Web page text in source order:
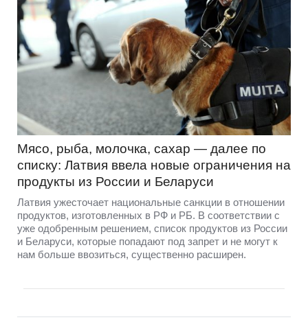
Мясо, рыба, молочка, сахар — далее по
списку: Латвия ввела новые ограничения на
продукты из России и Беларуси
Латвия ужесточает национальные санкции в отношении
продуктов, изготовленных в РФ и РБ. В соответствии с
уже одобренным решением, список продуктов из России
и Беларуси, которые попадают под запрет и не могут к
нам больше ввозиться, существенно расширен.